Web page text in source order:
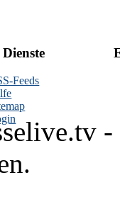
Feeds
-